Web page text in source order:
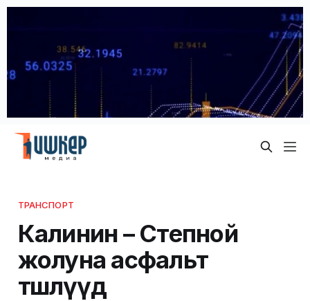
ТРАНСПОРТ
Калинин – Степной
жолуна асфальт
төшөлүүдө